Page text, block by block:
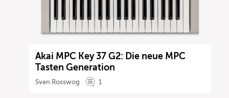
Akai MPC Key 37 G2: Die neue MPC
Tasten Generation
Sven Rosswog 1